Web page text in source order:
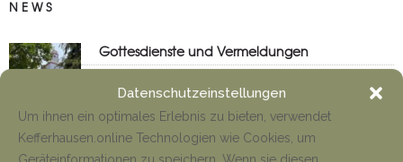
Datenschutzeinstellungen
Um ihnen ein optimales Erlebnis zu bieten, verwendet
Kefferhausen.online Technologien wie Cookies, um
NEWS
Gottesdienste und Vermeldungen
Anfahrt Cyriakuswallfahrt